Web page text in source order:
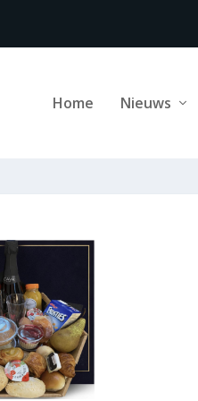
Home Nieuws